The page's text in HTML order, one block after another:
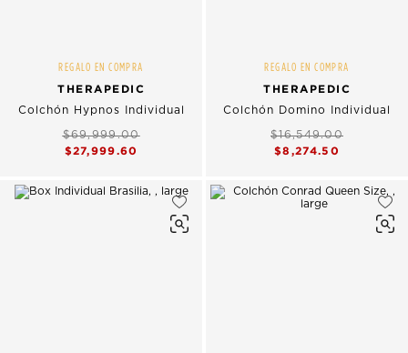
REGALO EN COMPRA
THERAPEDIC
Colchón Hypnos Individual
$69,999.00
$27,999.60
REGALO EN COMPRA
THERAPEDIC
Colchón Domino Individual
$16,549.00
$8,274.50